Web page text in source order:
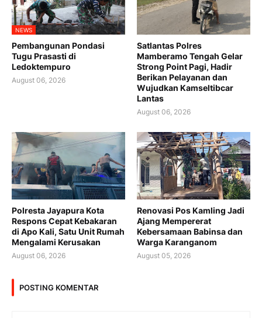
NEWS
Pembangunan Pondasi
Tugu Prasasti di
Ledoktempuro
August 06, 2026
Satlantas Polres
Mamberamo Tengah Gelar
Strong Point Pagi, Hadir
Berikan Pelayanan dan
Wujudkan Kamseltibcar
Lantas
August 06, 2026
Polresta Jayapura Kota
Respons Cepat Kebakaran
di Apo Kali, Satu Unit Rumah
Mengalami Kerusakan
August 06, 2026
Renovasi Pos Kamling Jadi
Ajang Mempererat
Kebersamaan Babinsa dan
Warga Karanganom
August 05, 2026
POSTING KOMENTAR